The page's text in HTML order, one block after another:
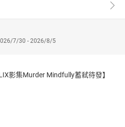
7/30 - 2026/8/5
影集Murder Mindfully蓄弒待發】